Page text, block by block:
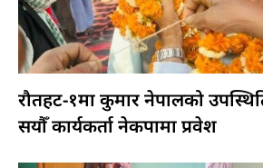
रौतहट-१मा कुमार नेपालको
सयौँ कार्यकर्ता नेकपामा प्रवेश